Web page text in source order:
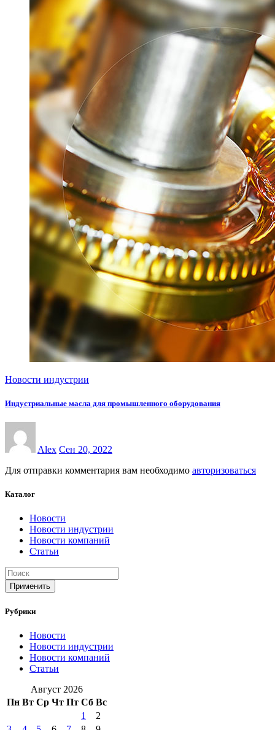
Новости индустрии
Индустриальные масла для промышленного оборудования
Alex Сен 20, 2022
Для отправки комментария вам необходимо авторизоваться
Каталог
Новости
Новости индустрии
Новости компаний
Статьи
Применить
Рубрики
Новости
Новости индустрии
Новости компаний
Статьи
Август 2026
Пн Вт Ср Чт Пт Сб Вс
1
2